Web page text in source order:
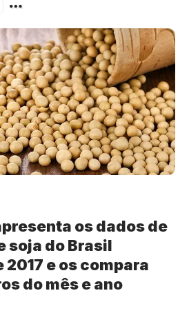
os dados de
soja do Brasil
2017 e os compara
do mês e ano